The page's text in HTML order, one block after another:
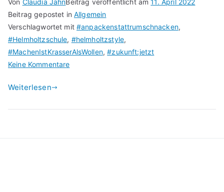
Von Claudia JahnBeitrag veröffentlicht am11. April 2022
Beitrag gepostet inAllgemein
Verschlagwortet mit#anpackenstattrumschnacken,
#Helmholtzschule, #helmholtzstyle,
#MachenIstKrasserAlsWollen,#zukunft:jetzt
Keine Kommentarezu
Weiterlesen